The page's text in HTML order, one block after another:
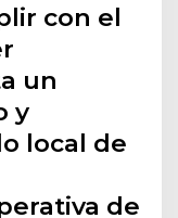
con el
un
y
local de
de